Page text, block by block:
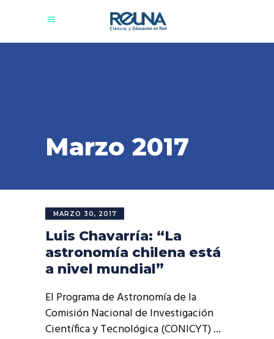
Marzo 2017
MARZO 30, 2017
Luis Chavarría: “La
astronomía chilena está
a nivel mundial”
El Programa de Astronomía de la
Comisión Nacional de Investigación
Científica y Tecnológica (CONICYT)